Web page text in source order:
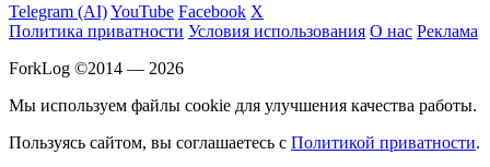
Telegram (AI)YouTube Facebook X
Политика приватности Условия использования О нас Реклама
ForkLog ©2014 — 2026
Мы используем файлы cookie для улучшения качества работы.
Пользуясь сайтом, вы соглашаетесь с Политикой приватности.